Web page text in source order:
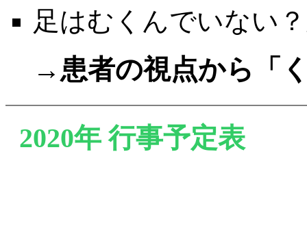
足はむくんでいない
→患者の視点から「
2020年 行事予定表